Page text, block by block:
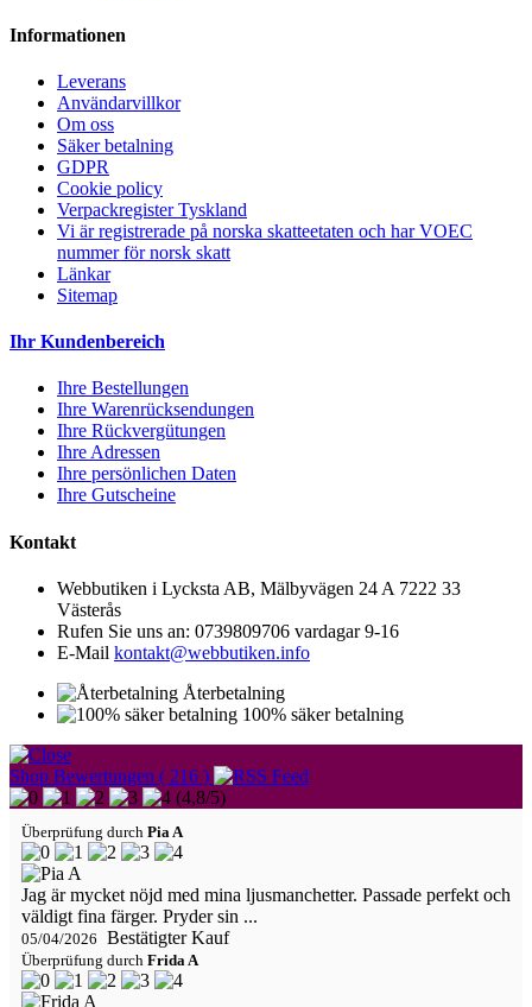
Informationen
Leverans
Användarvillkor
Om oss
Säker betalning
GDPR
Cookie policy
Verpackregister Tyskland
Vi är registrerade på norska skatteetaten och har VOEC
nummer för norsk skatt
Länkar
Sitemap
Ihr Kundenbereich
Ihre Bestellungen
Ihre Warenrücksendungen
Ihre Rückvergütungen
Ihre Adressen
Ihre persönlichen Daten
Ihre Gutscheine
Kontakt
Webbutiken i Lycksta AB, Mälbyvägen 24 A 7222 33
Västerås
Rufen Sie uns an: 0739809706 vardagar 9-16
E-Mail kontakt@webbutiken.info
Återbetalning
100% säker betalning
Shop Bewertungen ( 216 )
(4,8/5)
Überprüfung durch Pia A
Jag är mycket nöjd med mina ljusmanchetter. Passade perfekt och
väldigt fina färger. Pryder sin ...
05/04/2026 Bestätigter Kauf
Überprüfung durch Frida A